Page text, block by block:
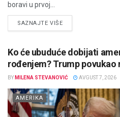
boravi u prvoj...
SAZNAJTE VIŠEDETAILS
Ko će ubuduće dobijati
rođenjem? Trump povukao
BY MILENA STEVANOVIĆ AVGUST 7, 2026
AMERIKA